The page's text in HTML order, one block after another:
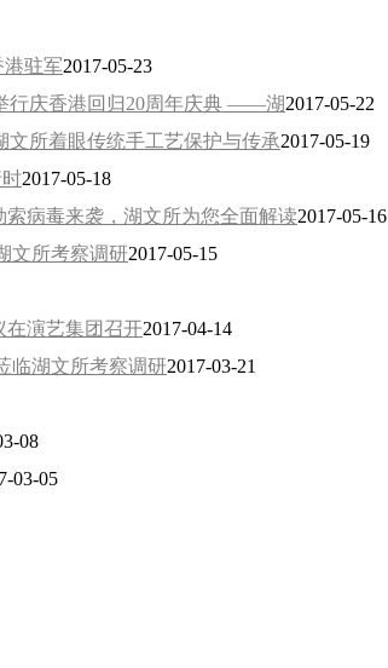
港驻军2017-05-23
行庆香港回归20周年庆典 ——湖2017-05-22
所着眼传统手工艺保护与传承2017-05-19
2017-05-18
病毒来袭，湖文所为您全面解读2017-05-16
文所考察调研2017-05-15
在演艺集团召开2017-04-14
临湖文所考察调研2017-03-21
08
03-05